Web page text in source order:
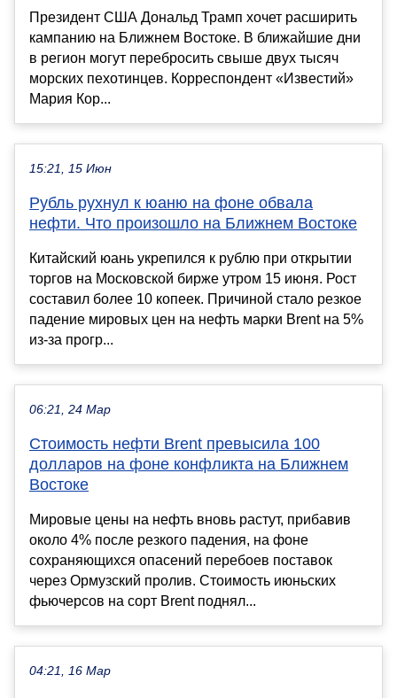
Президент США Дональд Трамп хочет расширить
кампанию на Ближнем Востоке. В ближайшие дни
в регион могут перебросить свыше двух тысяч
морских пехотинцев. Корреспондент «Известий»
Мария Кор...
15:21, 15 Июн
Рубль рухнул к юаню на фоне обвала
нефти. Что произошло на Ближнем Востоке
Китайский юань укрепился к рублю при открытии
торгов на Московской бирже утром 15 июня. Рост
составил более 10 копеек. Причиной стало резкое
падение мировых цен на нефть марки Brent на 5%
из-за прогр...
06:21, 24 Мар
Стоимость нефти Brent превысила 100
долларов на фоне конфликта на Ближнем
Востоке
Мировые цены на нефть вновь растут, прибавив
около 4% после резкого падения, на фоне
сохраняющихся опасений перебоев поставок
через Ормузский пролив. Стоимость июньских
фьючерсов на сорт Brent поднял...
04:21, 16 Мар